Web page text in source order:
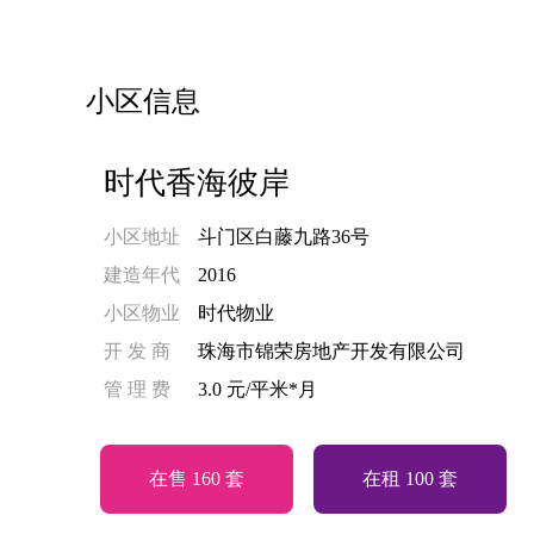
小区信息
时代香海彼岸
小区地址
斗门区白藤九路36号
建造年代
2016
小区物业
时代物业
开 发 商
珠海市锦荣房地产开发有限公司
管 理 费
3.0 元/平米*月
在售 160 套 在租 100 套